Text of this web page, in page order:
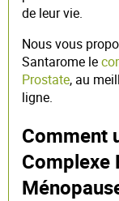
de leur vie.
Nous vous
Santarome le
Prostate, au
ligne.
Comment
Complexe